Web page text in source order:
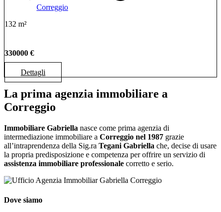
Correggio
132 m²
330000 €
Dettagli
La prima agenzia immobiliare a
Correggio
Immobiliare Gabriella nasce come prima agenzia di
intermediazione immobiliare a Correggio nel 1987 grazie
all’intraprendenza della Sig.ra Tegani Gabriella che, decise di usare
la propria predisposizione e competenza per offrire un servizio di
assistenza immobiliare professionale corretto e serio.
Dove siamo